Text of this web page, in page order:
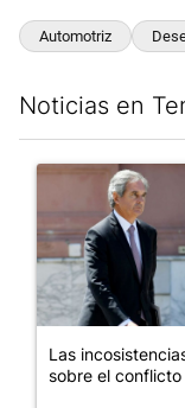
Automotriz
Noticias en
Un artículo de
Las
sobre el conflicto